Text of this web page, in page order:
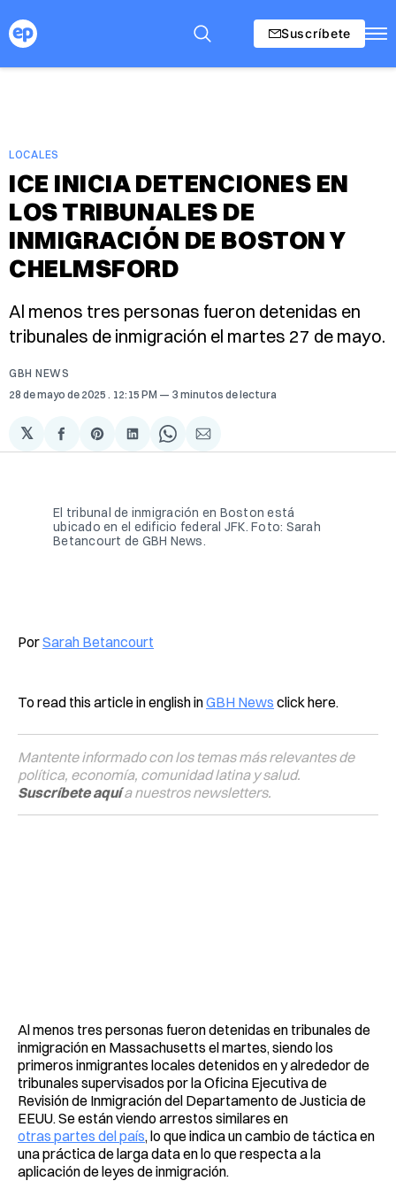
Suscríbete
LOCALES
ICE INICIA DETENCIONES EN
LOS TRIBUNALES DE
INMIGRACIÓN DE BOSTON Y
CHELMSFORD
Al menos tres personas fueron detenidas en
tribunales de inmigración el martes 27 de mayo.
GBH NEWS
28 de mayo de 2025 . 12:15 PM 3 minutos de lectura
𝕏
Compartir
en
Share
on
Compartir
en
Share
on
Compartir
via
El tribunal de inmigración en Boston está
ubicado en el edificio federal JFK. Foto: Sarah
Betancourt de GBH News.
PorSarah Betancourt
To read this article in english inGBH News click here.
Mantente informado con los temas más relevantes de
política, economía, comunidad latina y salud.
Suscríbete aquía nuestros newsletters.
Al menos tres personas fueron detenidas en tribunales de
inmigración en Massachusetts el martes, siendo los
primeros inmigrantes locales detenidos en y alrededor de
tribunales supervisados por la Oficina Ejecutiva de
Revisión de Inmigración del Departamento de Justicia de
EEUU. Se están viendo arrestos similares en
otras partes del país, lo que indica un cambio de táctica en
una práctica de larga data en lo que respecta a la
aplicación de leyes de inmigración.